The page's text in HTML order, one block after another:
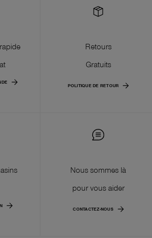
Retours
Gratuits
POLITIQUE DE RETOUR
Nous sommes là
pour vous aider
CONTACTEZ-NOUS